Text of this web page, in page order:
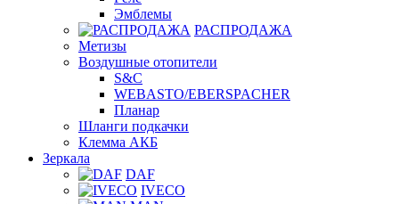
Эмблемы
РАСПРОДАЖА
Метизы
Воздушные отопители
S&C
WEBASTO/EBERSPACHER
Планар
Шланги подкачки
Клемма АКБ
Зеркала
DAF
IVECO